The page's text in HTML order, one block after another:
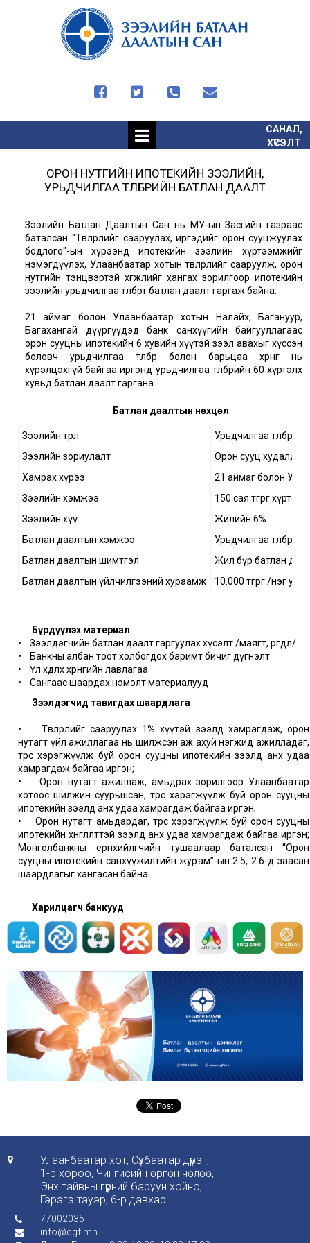
   
САНАЛ,
ХҮСЭЛТ
ОРОН НУТГИЙН ИПОТЕКИЙН ЗЭЭЛИЙН,
УРЬДЧИЛГАА ТӨЛБӨРИЙН БАТЛАН ДААЛТ
Зээлийн Батлан Даалтын Сан нь МУ-ын Засгийн газраас
баталсан "Төвлөрлийг сааруулах, иргэдийг орон сууцжуулах
бодлого"-ын хүрээнд ипотекийн зээлийн хүртээмжийг
нэмэгдүүлэх, Улаанбаатар хотын төвлөрлийг сааруулж, орон
нутгийн тэнцвэртэй хөгжлийг хангах зорилгоор ипотекийн
зээлийн урьдчилгаа төлбөрт батлан даалт гаргаж байна.
21 аймаг болон Улаанбаатар хотын Налайх, Багануур,
Багахангай дүүргүүдэд банк санхүүгийн байгууллагаас
орон сууцны ипотекийн 6 хувийн хүүтэй зээл авахыг хүссэн
боловч урьдчилгаа төлбөр болон барьцаа хөрөнгө нь
хүрэлцэхгүй байгаа иргэнд урьдчилгаа төлбөрийн 60 хүртэлх
хувьд батлан даалт гаргана.
Батлан даалтын нөхцөл
Зээлийн төрөл
Урьдчилгаа
Зээлийн зориулалт
Орон сууц худалдан
Хамрах хүрээ
21 аймаг болон
Зээлийн хэмжээ
150 сая төгрөг хүртэл
Зээлийн хүү
Жилийн 6%
Батлан даалтын хэмжээ
Урьдчилгаа
Батлан даалтын шимтгэл
Жил бүр батлан
Батлан даалтын үйлчилгээний хураамж
10.000 төгрөг /нэг
Бүрдүүлэх материал
• Зээлдэгчийн батлан даалт гаргуулах хүсэлт /маягт, өргөдөл/
• Банкны албан тоот холбогдох баримт бичиг дүгнэлт
• Үл хөдлөх хөрөнгийн лавлагаа
• Сангаас шаардах нэмэлт материалууд
Зээлдэгчид тавигдах шаардлага
• Төвлөрлийг сааруулах 1% хүүтэй зээлд хамрагдаж, орон
нутагт үйл ажиллагаа нь шилжсэн аж ахуй нэгжид ажилладаг,
төрөөс хэрэгжүүлж буй орон сууцны ипотекийн зээлд анх удаа
хамрагдаж байгаа иргэн;
• Орон нутагт ажиллаж, амьдрах зорилгоор Улаанбаатар
хотоос шилжин суурьшсан, төрөөс хэрэгжүүлж буй орон сууцны
ипотекийн зээлд анх удаа хамрагдаж байгаа иргэн;
• Орон нутагт амьдардаг, төрөөс хэрэгжүүлж буй орон сууцны
ипотекийн хөнгөлөлттэй зээлд анх удаа хамрагдаж байгаа иргэн;
Монголбанкны ерөнхийлөгчийн тушаалаар баталсан “Орон
сууцны ипотекийн санхүүжилтийн журам”-ын 2.5, 2.6-д заасан
шаардлагыг хангасан байна.
Харилцагч банкууд

Улаанбаатар хот, Сүхбаатар дүүрэг,
1-р хороо, Чингисийн өргөн чөлөө,
Энх тайвны гүүрний баруун хойно,
Гэрэгэ тауэр, 6-р давхар
 77002035
 info@cgf.mn